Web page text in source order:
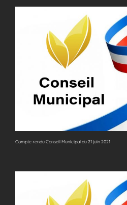
Compte-rendu Conseil Municipal du 21 juin 2021